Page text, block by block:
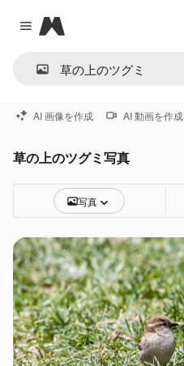
Close menu
Magnific
AI 画像を作成 AI 動画を作成
草の上のツグミ写真
写真